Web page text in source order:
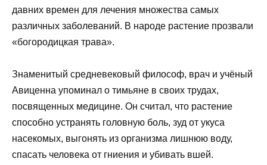
давних времен для лечения множества самых
различных заболеваний. В народе растение прозвали
«богородицкая трава».
Знаменитый средневековый философ, врач и учёный
Авиценна упоминал о тимьяне в своих трудах,
посвященных медицине. Он считал, что растение
способно устранять головную боль, зуд от укуса
насекомых, выгонять из организма лишнюю воду,
спасать человека от гниения и убивать вшей.